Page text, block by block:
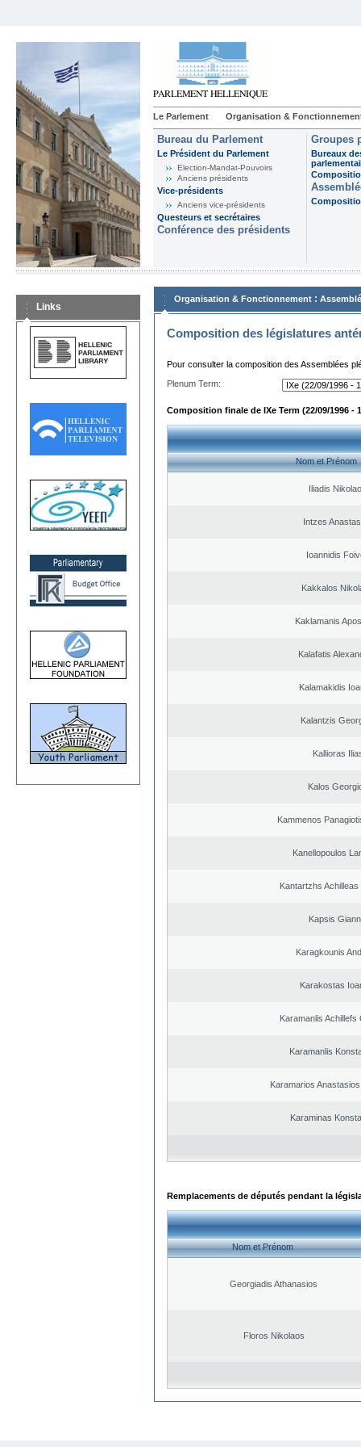
Le Parlement Organisation &
Bureau du Parlement
Le Président du Parlement
Election-Mandat-Pouvoirs
Anciens présidents
Vice-présidents
Anciens vice-présidents
Questeurs et secrétaires
Conférence des présidents
Groupes
Bureaux
Links
Organisation & Fonctionnement :
Composition des législatures
Pour consulter la composition des Assemblées
Plenum Term:
Composition finale de IXe Term (22/09/1996 -
Nom et Prénom
Iliadis
Intzes
Ioannidis
Kakkalos
Kaklamanis
Kalafatis
Kalamakidis
Kalantzis
Kallioras
Kalos
Kammenos
Kanellopoulos
Kantartzhs Achilleas
Kapsis
Karagkounis
Karakostas
Karamanlis Achillefs
Karamanlis
Karamarios
Karaminas
Remplacements de députés pendant la
Nom et Prénom
Georgiadis Athanasios
Floros Nikolaos